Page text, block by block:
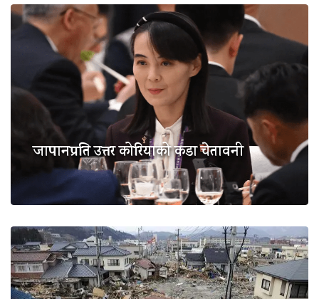
जापानप्रति उत्तर कोरियाको कडा चेतावनी